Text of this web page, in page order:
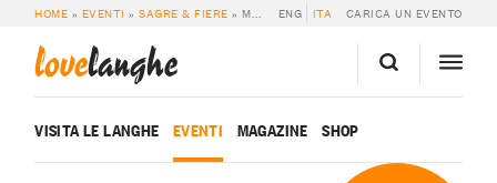
HOME » EVENTI »SAGRE & FIERE » MERCATO A KM 0 DI CAMPAGNA AMICA ENG ITA CARICA UN EVENTO
lovelanghe
VISITA LE LANGHE EVENTI MAGAZINE SHOP